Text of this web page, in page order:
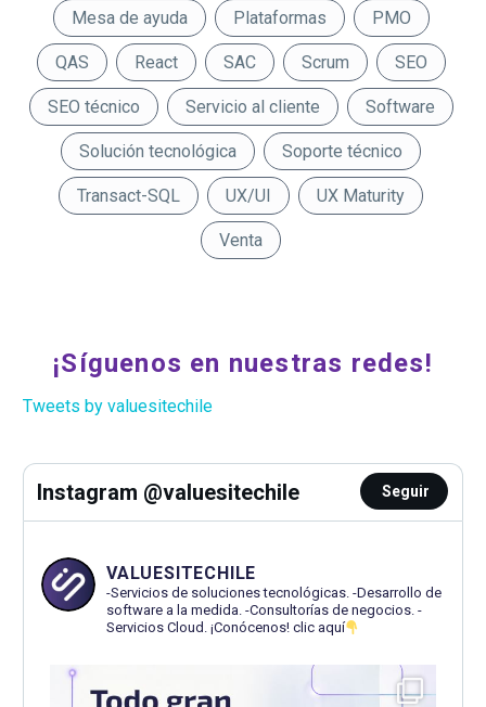
Mesa de ayuda Plataformas PMO
QAS React SAC Scrum SEO
SEO técnico Servicio al cliente Software
Solución tecnológica Soporte técnico
Transact-SQL UX/UI UX Maturity
Venta
¡Síguenos en nuestras redes!
Tweets by valuesitechile
Instagram @valuesitechile Seguir
VALUESITECHILE
-Servicios de soluciones tecnológicas. -Desarrollo de
software a la medida. -Consultorías de negocios. -
Servicios Cloud. ¡Conócenos! clic aquí